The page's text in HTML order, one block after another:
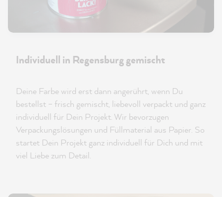
Individuell in Regensburg gemischt
Deine Farbe wird erst dann angerührt, wenn Du
bestellst – frisch gemischt, liebevoll verpackt und ganz
individuell für Dein Projekt. Wir bevorzugen
Verpackungslösungen und Füllmaterial aus Papier. So
startet Dein Projekt ganz individuell für Dich und mit
viel Liebe zum Detail.